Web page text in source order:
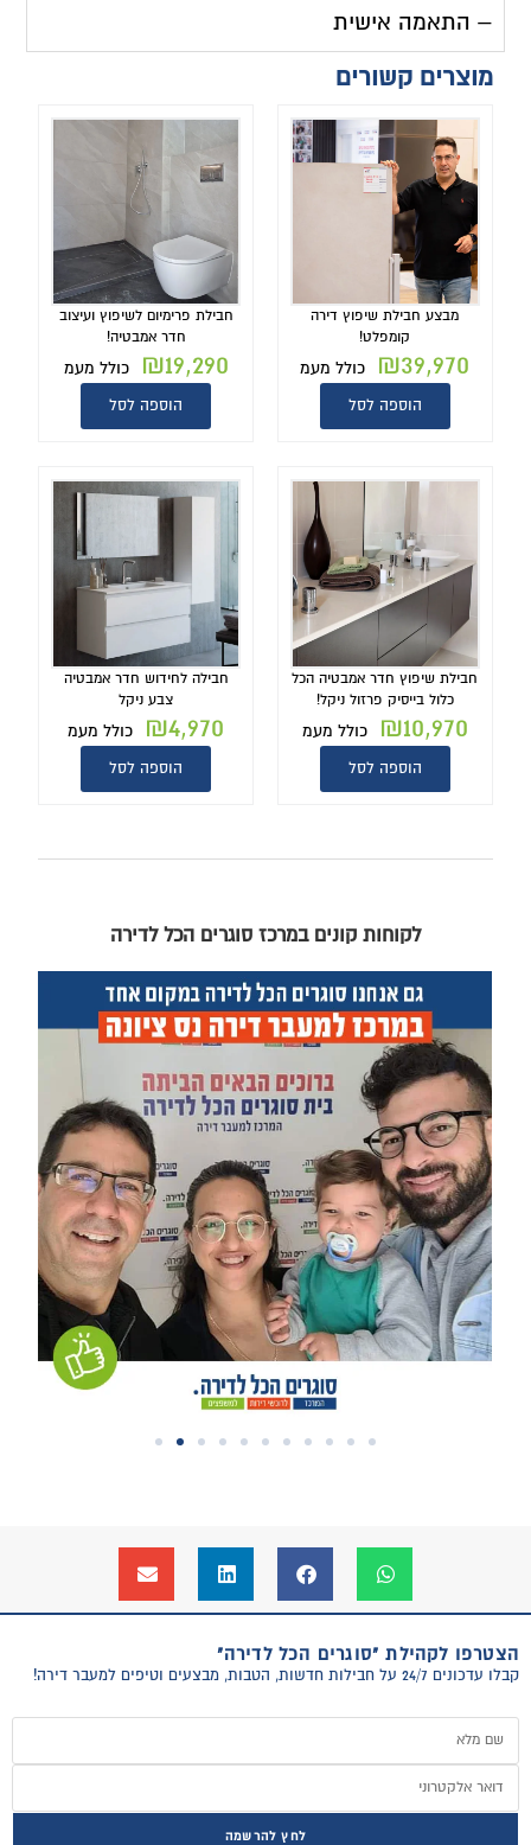
– התאמה אישית
מוצרים קשורים
מבצע חבילת שיפוץ דירה
קומפלט!
₪39,970 כולל מעמ
הוספה לסל
חבילת פרימיום לשיפוץ ועיצוב
חדר אמבטיה!
₪19,290 כולל מעמ
הוספה לסל
חבילת שיפוץ חדר אמבטיה הכל
כלול בייסיק פרזול ניקל!
₪10,970 כולל מעמ
הוספה לסל
חבילה לחידוש חדר אמבטיה
צבע ניקל
₪4,970 כולל מעמ
הוספה לסל
לקוחות קונים במרכז סוגרים הכל לדירה
הצטרפו לקהילת "סוגרים הכל לדירה"
קבלו עדכונים 24/7 על חבילות חדשות, הטבות, מבצעים וטיפים למעבר דירה!
לחץ להרשמה